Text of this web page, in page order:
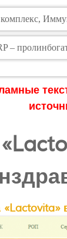
–
«Lactovita»